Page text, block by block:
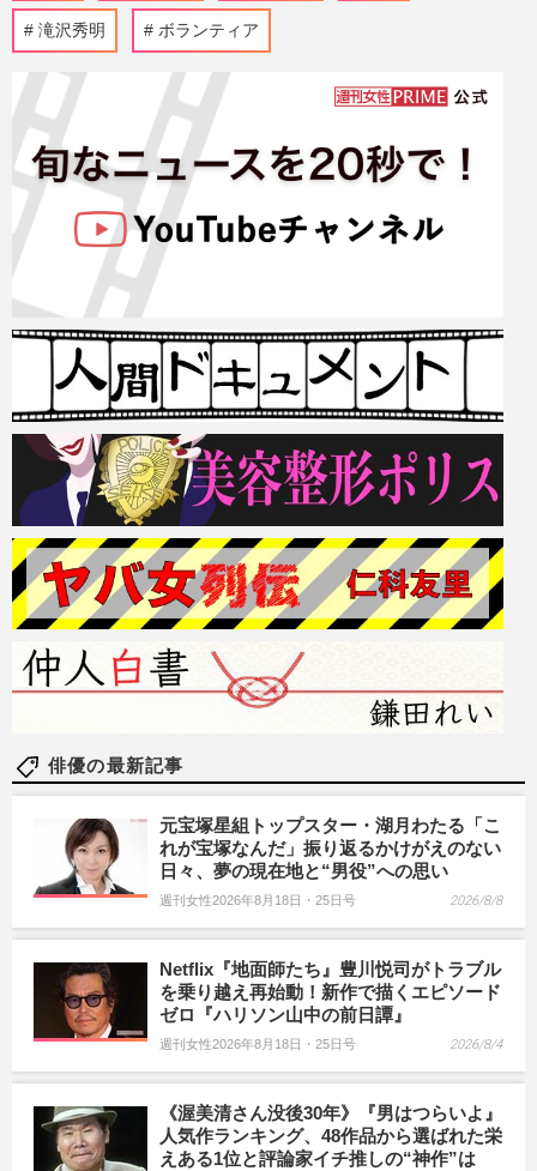
滝沢秀明 ボランティア
俳優の最新記事
元宝塚星組トップスター・湖月わたる「こ
れが宝塚なんだ」振り返るかけがえのない
日々、夢の現在地と“男役”への思い
週刊女性2026年8月18日・25日号 2026/8/8
Netflix『地面師たち』豊川悦司がトラブル
を乗り越え再始動！新作で描くエピソード
ゼロ『ハリソン山中の前日譚』
週刊女性2026年8月18日・25日号 2026/8/4
《渥美清さん没後30年》『男はつらいよ』
人気作ランキング、48作品から選ばれた栄
えある1位と評論家イチ推しの“神作”は